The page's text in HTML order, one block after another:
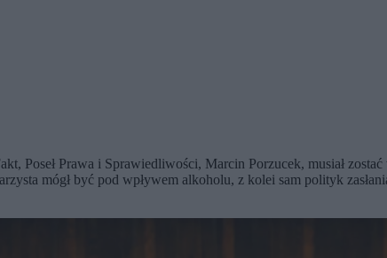
Poseł Prawa i Sprawiedliwości, Marcin Porzucek, musiał
mógł być pod wpływem alkoholu, z kolei sam polityk